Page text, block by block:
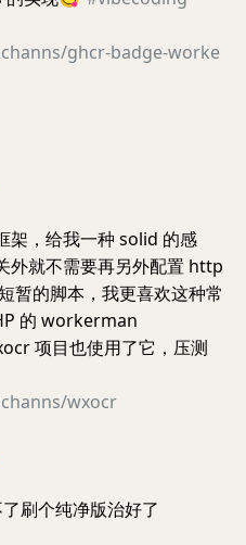
ghcr-badge-worke
架，给我一种 solid 的感
外就不需要再另外配置 http
暂的脚本，我更喜欢这种常
的 workerman
项目也使用了它，压测
wxocr
刷个纯净版治好了